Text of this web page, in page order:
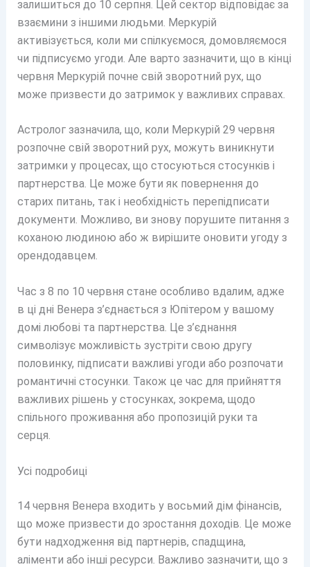
залишиться до 10 серпня. Цей сектор відповідає за
взаємини з іншими людьми. Меркурій
активізується, коли ми спілкуємося, домовляємося
чи підписуємо угоди. Але варто зазначити, що в кінці
червня Меркурій почне свій зворотний рух, що
може призвести до затримок у важливих справах.
Астролог зазначила, що, коли Меркурій 29 червня
розпочне свій зворотний рух, можуть виникнути
затримки у процесах, що стосуються стосунків і
партнерства. Це може бути як повернення до
старих питань, так і необхідність перепідписати
документи. Можливо, ви знову порушите питання з
коханою людиною або ж вирішите оновити угоду з
орендодавцем.
Час з 8 по 10 червня стане особливо вдалим, адже
в ці дні Венера з’єднається з Юпітером у вашому
домі любові та партнерства. Це з’єднання
символізує можливість зустріти свою другу
половинку, підписати важливі угоди або розпочати
романтичні стосунки. Також це час для прийняття
важливих рішень у стосунках, зокрема, щодо
спільного проживання або пропозицій руки та
серця.
Усі подробиці
14 червня Венера входить у восьмий дім фінансів,
що може призвести до зростання доходів. Це може
бути надходження від партнерів, спадщина,
аліменти або інші ресурси. Важливо зазначити, що з